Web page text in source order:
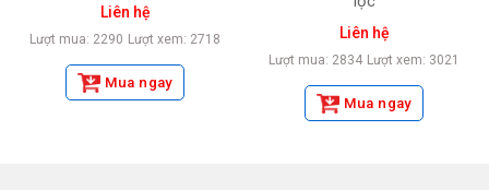
Liên hệ
Lượt mua: 2290 Lượt xem: 2718
Mua ngay
Liên hệ
Lượt mua: 2834 Lượt xem: 3021
Mua ngay